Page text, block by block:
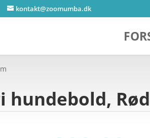
kontakt@zoomumba.dk
hundebold,